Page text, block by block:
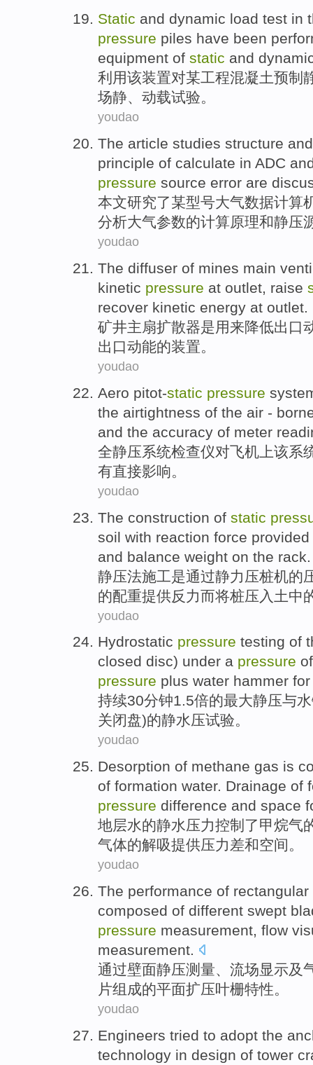
Static and dynamic load test in
pressure piles have been
equipment of static and
利用该装置对某工程混凝土预制
场静、 动载试验。
youdao
The article studies structure and
principle of calculate in ADC
pressure source error are
本文研究了某型号大气数据计算
分析大气参数的计算原理和静压
youdao
The diffuser of mines main
kinetic pressure at outlet, raise
recover kinetic energy at outlet.
矿井主扇扩散器是用来降低出口
出口动能的装置。
youdao
Aero pitot-static pressure
the airtightness of the air -
and the accuracy of meter
全静压系统检查仪对飞机上该系
有直接影响。
youdao
The construction of static
soil with reaction force provided
and balance weight on the rack
静压法施工是通过静力 压桩机的
的配重提供反力而将桩压 入土中
youdao
Hydrostatic pressure testing of
closed disc) under a pressure
pressure plus water hammer
持续30分钟1.5倍的最大静压与水
关闭盘)的静水压试验。
youdao
Desorption of methane gas is
of formation water. Drainage of
pressure difference and space
地层水的静水压力控制 了甲烷气
气体的解吸提供压力差和空间。
youdao
The performance of rectangular
composed of different swept
pressure measurement, flow
measurement.
通过壁面静压测量、 流场显示及
片组成的平面扩压叶栅特性。
youdao
Engineers tried to adopt the
technology in design of tower